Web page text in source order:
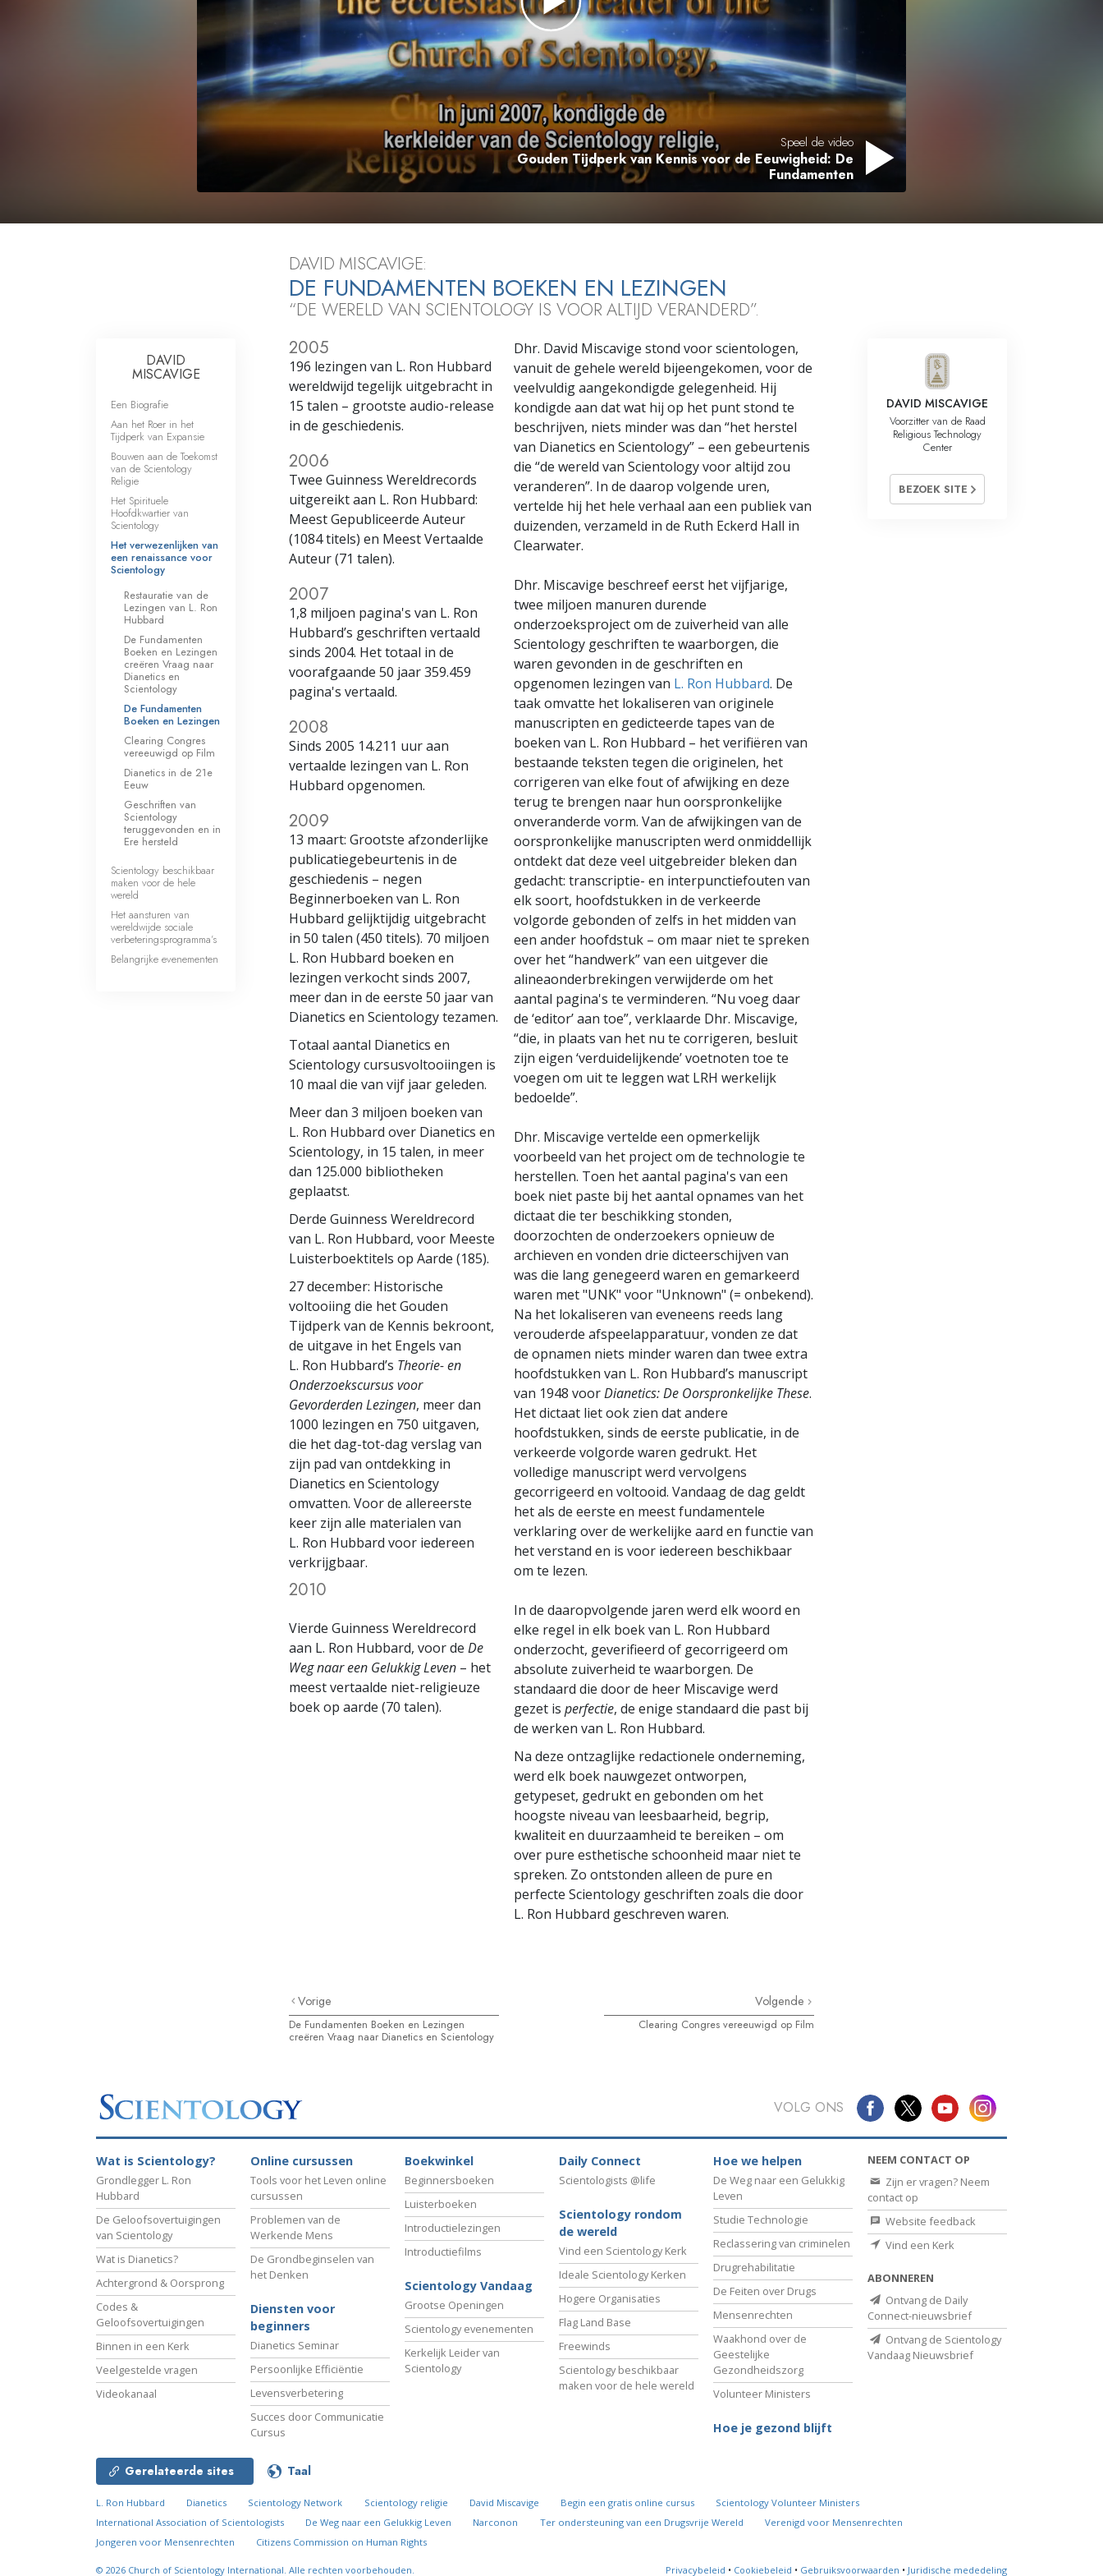
Wat is Grootheid?
Oplossingen voor het Drugsprobleem
Kinderen
Hulpmiddelen bij het Dagelijks Werk
Ethiek en de Condities
De Oorzaak van Onderdrukking
Feitenonderzoek
De Grondbeginselen van Organiseren
Speel de video
Gouden Tijdperk van Kennis voor de Eeuwigheid: De
Fundamenten
DAVID MISCAVIGE:
DE FUNDAMENTEN BOEKEN EN LEZINGEN
“DE WERELD VAN SCIENTOLOGY IS VOOR ALTIJD VERANDERD”.
2005
196 lezingen van L. Ron Hubbard
wereldwijd tegelijk uitgebracht in
15 talen – grootste audio-release
in de geschiedenis.
2006
Twee Guinness Wereldrecords
uitgereikt aan L. Ron Hubbard:
Meest Gepubliceerde Auteur
(1084 titels) en Meest Vertaalde
Auteur (71 talen).
2007
1,8 miljoen pagina's van L. Ron
Hubbard’s geschriften vertaald
sinds 2004. Het totaal in de
voorafgaande 50 jaar 359.459
pagina's vertaald.
2008
Sinds 2005 14.211 uur aan
vertaalde lezingen van L. Ron
Hubbard opgenomen.
2009
13 maart: Grootste afzonderlijke
publicatiegebeurtenis in de
geschiedenis – negen
Beginnerboeken van L. Ron
Hubbard gelijktijdig uitgebracht
in 50 talen (450 titels). 70 miljoen
L. Ron Hubbard boeken en
lezingen verkocht sinds 2007,
meer dan in de eerste 50 jaar van
Dianetics en Scientology tezamen.
Totaal aantal Dianetics en
Scientology cursusvoltooiingen is
10 maal die van vijf jaar geleden.
Meer dan 3 miljoen boeken van
L. Ron Hubbard over Dianetics en
Scientology, in 15 talen, in meer
dan 125.000 bibliotheken
geplaatst.
Derde Guinness Wereldrecord
van L. Ron Hubbard, voor Meeste
Luisterboektitels op Aarde (185).
27 december: Historische
voltooiing die het Gouden
Tijdperk van de Kennis bekroont,
de uitgave in het Engels van
L. Ron Hubbard’s Theorie- en
Onderzoekscursus voor
Gevorderden Lezingen, meer dan
1000 lezingen en 750 uitgaven,
die het dag-tot-dag verslag van
zijn pad van ontdekking in
Dianetics en Scientology
omvatten. Voor de allereerste
keer zijn alle materialen van
L. Ron Hubbard voor iedereen
verkrijgbaar.
2010
Vierde Guinness Wereldrecord
aan L. Ron Hubbard, voor de De
Weg naar een Gelukkig Leven – het
meest vertaalde niet-religieuze
boek op aarde (70 talen).
Dhr. David Miscavige stond voor scientologen,
vanuit de gehele wereld bijeengekomen, voor de
veelvuldig aangekondigde gelegenheid. Hij
kondigde aan dat wat hij op het punt stond te
beschrijven, niets minder was dan “het herstel
van Dianetics en Scientology” – een gebeurtenis
die “de wereld van Scientology voor altijd zou
veranderen”. In de daarop volgende uren,
vertelde hij het hele verhaal aan een publiek van
duizenden, verzameld in de Ruth Eckerd Hall in
Clearwater.
Dhr. Miscavige beschreef eerst het vijfjarige,
twee miljoen manuren durende
onderzoeksproject om de zuiverheid van alle
Scientology geschriften te waarborgen, die
waren gevonden in de geschriften en
opgenomen lezingen van L. Ron Hubbard. De
taak omvatte het lokaliseren van originele
manuscripten en gedicteerde tapes van de
boeken van L. Ron Hubbard – het verifiëren van
bestaande teksten tegen die originelen, het
corrigeren van elke fout of afwijking en deze
terug te brengen naar hun oorspronkelijke
onveranderde vorm. Van de afwijkingen van de
oorspronkelijke manuscripten werd onmiddellijk
ontdekt dat deze veel uitgebreider bleken dan
gedacht: transcriptie- en interpunctiefouten van
elk soort, hoofdstukken in de verkeerde
volgorde gebonden of zelfs in het midden van
een ander hoofdstuk – om maar niet te spreken
over het “handwerk” van een uitgever die
alineaonderbrekingen verwijderde om het
aantal pagina's te verminderen. “Nu voeg daar
de ‘editor’ aan toe”, verklaarde Dhr. Miscavige,
“die, in plaats van het nu te corrigeren, besluit
zijn eigen ‘verduidelijkende’ voetnoten toe te
voegen om uit te leggen wat LRH werkelijk
bedoelde”.
Dhr. Miscavige vertelde een opmerkelijk
voorbeeld van het project om de technologie te
herstellen. Toen het aantal pagina's van een
boek niet paste bij het aantal opnames van het
dictaat die ter beschikking stonden,
doorzochten de onderzoekers opnieuw de
archieven en vonden drie dicteerschijven van
was die lang genegeerd waren en gemarkeerd
waren met "UNK" voor "Unknown" (= onbekend).
Na het lokaliseren van eveneens reeds lang
verouderde afspeelapparatuur, vonden ze dat
de opnamen niets minder waren dan twee extra
hoofdstukken van L. Ron Hubbard’s manuscript
van 1948 voorDianetics: De Oorspronkelijke These.
Het dictaat liet ook zien dat andere
hoofdstukken, sinds de eerste publicatie, in de
verkeerde volgorde waren gedrukt. Het
volledige manuscript werd vervolgens
gecorrigeerd en voltooid. Vandaag de dag geldt
het als de eerste en meest fundamentele
verklaring over de werkelijke aard en functie van
het verstand en is voor iedereen beschikbaar
om te lezen.
In de daaropvolgende jaren werd elk woord en
elke regel in elk boek van L. Ron Hubbard
onderzocht, geverifieerd of gecorrigeerd om
absolute zuiverheid te waarborgen. De
standaard die door de heer Miscavige werd
gezet isperfectie, de enige standaard die past bij
de werken van L. Ron Hubbard.
Na deze ontzaglijke redactionele onderneming,
werd elk boek nauwgezet ontworpen,
getypeset, gedrukt en gebonden om het
hoogste niveau van leesbaarheid, begrip,
kwaliteit en duurzaamheid te bereiken – om
over pure esthetische schoonheid maar niet te
spreken. Zo ontstonden alleen de pure en
perfecte Scientology geschriften zoals die door
L. Ron Hubbard geschreven waren.
Vorige
De Fundamenten Boeken en Lezingen
creëren Vraag naar Dianetics en Scientology
Volgende
Clearing Congres vereeuwigd op Film
DAVID
MISCAVIGE
Een Biografie
Aan het Roer in het
Tijdperk van Expansie
Bouwen aan de Toekomst
van de Scientology
Religie
Het Spirituele
Hoofdkwartier van
Scientology
Het verwezenlijken van
een renaissance voor
Scientology
Restauratie van de
Lezingen van L. Ron
Hubbard
De Fundamenten
Boeken en Lezingen
creëren Vraag naar
Dianetics en
Scientology
De Fundamenten
Boeken en Lezingen
Clearing Congres
vereeuwigd op Film
Dianetics in de 21e
Eeuw
Geschriften van
Scientology
teruggevonden en in
Ere hersteld
Scientology beschikbaar
maken voor de hele
wereld
Het aansturen van
wereldwijde sociale
verbeteringsprogramma’s
Belangrijke evenementen
DAVID MISCAVIGE
Voorzitter van de Raad
Religious Technology
Center
BEZOEK SITE
VOLG ONS
Wat is Scientology?
Grondlegger L. Ron
Hubbard
De Geloofsovertuigingen
van Scientology
Wat is Dianetics?
Achtergrond & Oorsprong
Codes &
Geloofsovertuigingen
Binnen in een Kerk
Veelgestelde vragen
Videokanaal
Online cursussen
Tools voor het Leven online
cursussen
Problemen van de
Werkende Mens
De Grondbeginselen van
het Denken
Diensten voor
beginners
Dianetics Seminar
Persoonlijke Efficiëntie
Levensverbetering
Succes door Communicatie
Cursus
Boekwinkel
Beginnersboeken
Luisterboeken
Introductielezingen
Introductiefilms
Scientology Vandaag
Grootse Openingen
Scientology evenementen
Kerkelijk Leider van
Scientology
Daily Connect
Scientologists @life
Scientology rondom
de wereld
Vind een Scientology Kerk
Ideale Scientology Kerken
Hogere Organisaties
Flag Land Base
Freewinds
Scientology beschikbaar
maken voor de hele wereld
Hoe we helpen
De Weg naar een Gelukkig
Leven
Studie Technologie
Reclassering van criminelen
Drugrehabilitatie
De Feiten over Drugs
Mensenrechten
Waakhond over de
Geestelijke
Gezondheidszorg
Volunteer Ministers
Hoe je gezond blijft
NEEM CONTACT OP
Zijn er vragen? Neem
contact op
Website feedback
Vind een Kerk
ABONNEREN
Ontvang de Daily
Connect-nieuwsbrief
Ontvang de Scientology
Vandaag Nieuwsbrief
Gerelateerde sites Taal
L. Ron Hubbard Dianetics Scientology Network Scientology religie David Miscavige Begin een gratis online cursus
Scientology Volunteer Ministers
International Association of Scientologists
De Weg naar een Gelukkig Leven Narconon Ter ondersteuning van een Drugsvrije Wereld
Verenigd voor Mensenrechten
Jongeren voor Mensenrechten
Citizens Commission on Human Rights
© 2026 Church of Scientology International. Alle rechten voorbehouden. Privacybeleid • Cookiebeleid • Gebruiksvoorwaarden • Juridische mededeling